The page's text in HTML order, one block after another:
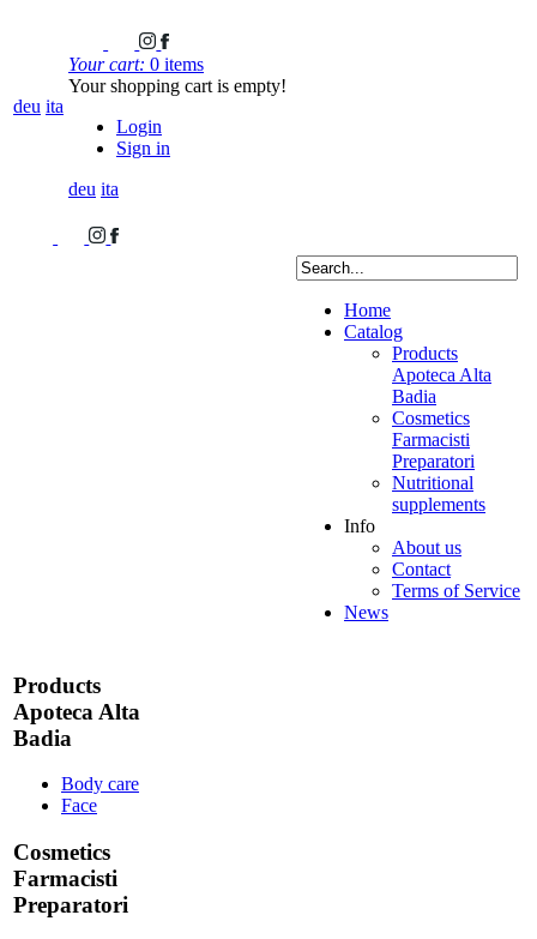
deu ita
Your cart: 0 items
Your shopping cart is empty!
Login
Sign in
deu ita
Home
Catalog
Products
Apoteca Alta
Badia
Cosmetics
Farmacisti
Preparatori
Nutritional
supplements
Info
About us
Contact
Terms of Service
News
Products
Apoteca Alta
Badia
Body care
Face
Cosmetics
Farmacisti
Preparatori